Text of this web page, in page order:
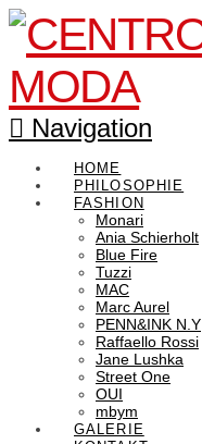
Navigation
HOME
PHILOSOPHIE
FASHION
Monari
Ania Schierholt
Blue Fire
Tuzzi
MAC
Marc Aurel
PENN&INK N.Y
Raffaello Rossi
Jane Lushka
Street One
OUI
mbym
GALERIE